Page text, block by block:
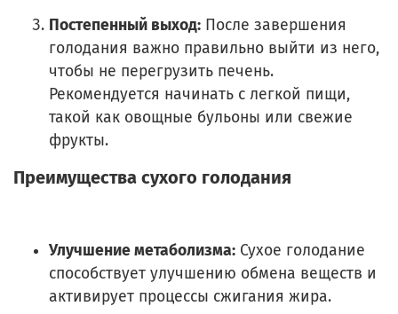
Постепенный выход: После завершения
голодания важно правильно выйти из него,
чтобы не перегрузить печень.
Рекомендуется начинать с легкой пищи,
такой как овощные бульоны или свежие
фрукты.
Преимущества сухого голодания
Улучшение метаболизма: Сухое голодание
способствует улучшению обмена веществ и
активирует процессы сжигания жира.